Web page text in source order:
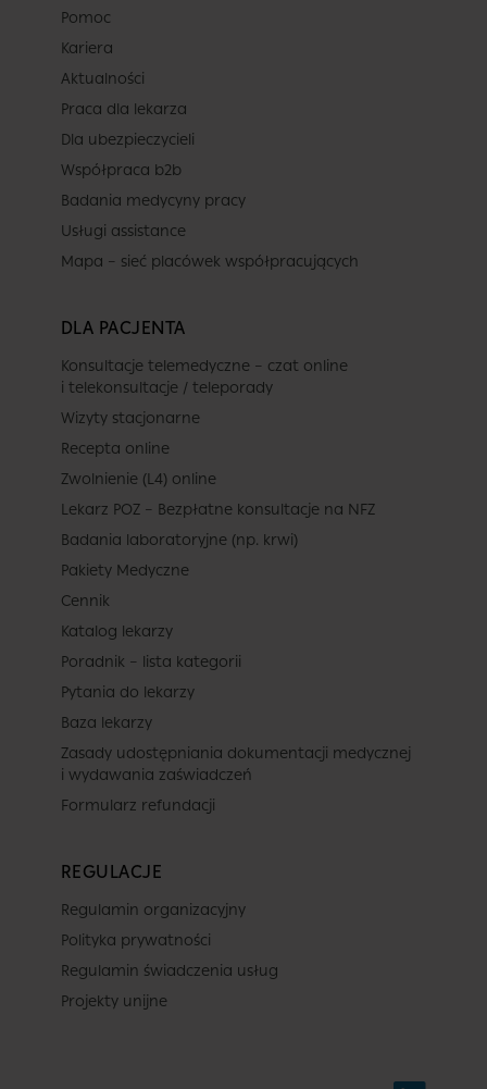
Pomoc
Kariera
Aktualności
Praca dla lekarza
Dla ubezpieczycieli
Współpraca b2b
Badania medycyny pracy
Usługi assistance
Mapa – sieć placówek współpracujących
DLA PACJENTA
Konsultacje telemedyczne – czat online
i telekonsultacje / teleporady
Wizyty stacjonarne
Recepta online
Zwolnienie (L4) online
Lekarz POZ – Bezpłatne konsultacje na NFZ
Badania laboratoryjne (np. krwi)
Pakiety Medyczne
Cennik
Katalog lekarzy
Poradnik – lista kategorii
Pytania do lekarzy
Baza lekarzy
Zasady udostępniania dokumentacji medycznej
i wydawania zaświadczeń
Formularz refundacji
REGULACJE
Regulamin organizacyjny
Polityka prywatności
Regulamin świadczenia usług
Projekty unijne